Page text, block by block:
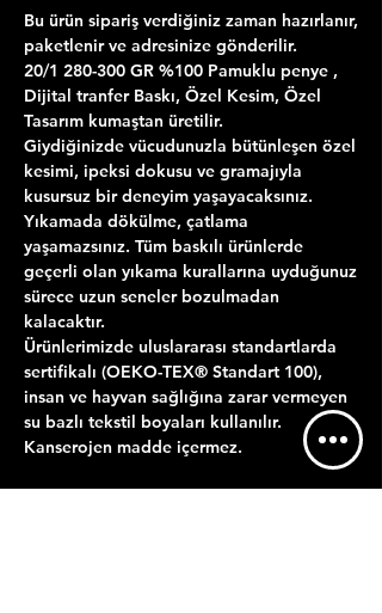
Bu ürün sipariş verdiğiniz zaman hazırlanır,
paketlenir ve adresinize gönderilir.
20/1 280-300 GR %100 Pamuklu penye ,
Dijital tranfer Baskı, Özel Kesim, Özel
Tasarım kumaştan üretilir.
Giydiğinizde vücudunuzla bütünleşen özel
kesimi, ipeksi dokusu ve gramajıyla
kusursuz bir deneyim yaşayacaksınız.
Yıkamada dökülme, çatlama
yaşamazsınız. Tüm baskılı ürünlerde
geçerli olan yıkama kurallarına uyduğunuz
sürece uzun seneler bozulmadan
kalacaktır.
Ürünlerimizde uluslararası standartlarda
sertifikalı (OEKO-TEX® Standart 100),
insan ve hayvan sağlığına zarar vermeyen
su bazlı tekstil boyaları kullanılır.
Kanserojen madde içermez.